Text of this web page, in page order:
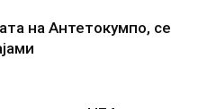
на Антетокумпо, се